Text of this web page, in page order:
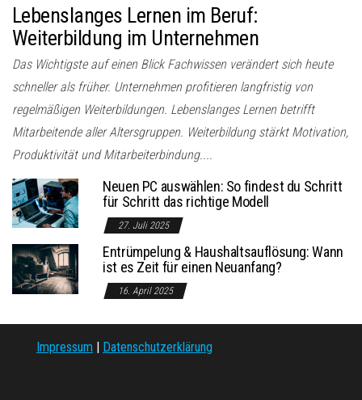
Lebenslanges Lernen im Beruf:
Weiterbildung im Unternehmen
Das Wichtigste auf einen Blick Fachwissen verändert sich heute
schneller als früher. Unternehmen profitieren langfristig von
regelmäßigen Weiterbildungen. Lebenslanges Lernen betrifft
Mitarbeitende aller Altersgruppen. Weiterbildung stärkt Motivation,
Produktivität und Mitarbeiterbindung....
Neuen PC auswählen: So findest du Schritt
für Schritt das richtige Modell
27. Juli 2025
Entrümpelung & Haushaltsauflösung: Wann
ist es Zeit für einen Neuanfang?
16. April 2025
Impressum | Datenschutzerklärung